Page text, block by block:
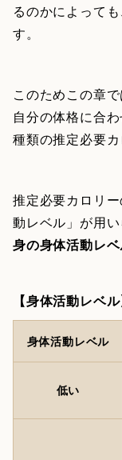
るのかによって
す。
このためこの章
自分の体格に合
種類の推定必要カ
推定必要カロリ
動レベル」が用い
身の身体活動レ
【身体活動レベル
身体活動レベル
低い